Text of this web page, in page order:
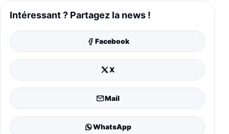
Intéressant ? Partagez la news !
Facebook
X
Mail
WhatsApp